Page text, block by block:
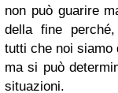
non può guarire
della fine
tutti che noi siamo
ma si può
situazioni.